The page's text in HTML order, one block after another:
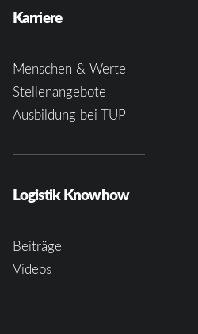
Karriere
Menschen & Werte
Stellenangebote
Ausbildung bei TUP
Logistik Knowhow
Beiträge
Videos